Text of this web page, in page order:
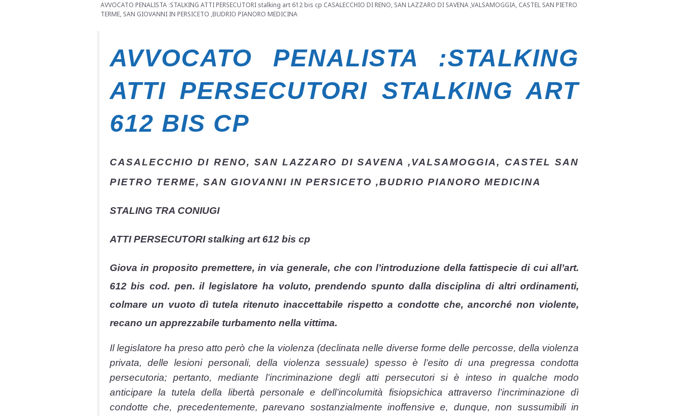
AVVOCATO PENALISTA :STALKING ATTI PERSECUTORI stalking art 612 bis cp CASALECCHIO DI RENO, SAN LAZZARO DI SAVENA ,VALSAMOGGIA, CASTEL SAN PIETRO
TERME, SAN GIOVANNI IN PERSICETO ,BUDRIO PIANORO MEDICINA
AVVOCATO PENALISTA :STALKING
ATTI PERSECUTORI STALKING ART
612 BIS CP
CASALECCHIO DI RENO, SAN LAZZARO DI SAVENA ,VALSAMOGGIA, CASTEL SAN
PIETRO TERME, SAN GIOVANNI IN PERSICETO ,BUDRIO PIANORO MEDICINA
STALING TRA CONIUGI
ATTI PERSECUTORI stalking art 612 bis cp
Giova in proposito premettere, in via generale, che con l’introduzione della fattispecie di cui all’art.
612 bis cod. pen. il legislatore ha voluto, prendendo spunto dalla disciplina di altri ordinamenti,
colmare un vuoto dì tutela ritenuto inaccettabile rispetto a condotte che, ancorché non violente,
recano un apprezzabile turbamento nella vittima.
Il legislatore ha preso atto però che la violenza (declinata nelle diverse forme delle percosse, della violenza
privata, delle lesioni personali, della violenza sessuale) spesso è l’esito di una pregressa condotta
persecutoria; pertanto, mediante l’incriminazione degli atti persecutori si è inteso in qualche modo
anticipare la tutela della libertà personale e dell’incolumità fisio­psichica attraverso l’incriminazione dì
condotte che, precedentemente, parevano sostanzialmente inoffensive e, dunque, non sussumibili in